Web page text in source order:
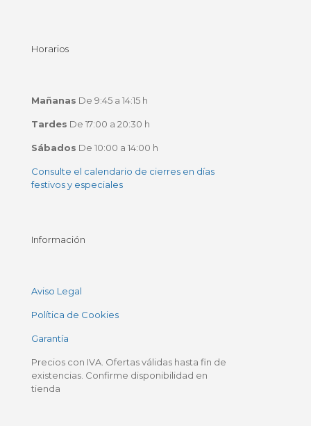
Horarios
Mañanas De 9:45 a 14:15 h
Tardes De 17:00 a 20:30 h
Sábados De 10:00 a 14:00 h
Consulte el calendario de cierres en días
festivos y especiales
Información
Aviso Legal
Política de Cookies
Garantía
Precios con IVA. Ofertas válidas hasta fin de
existencias. Confirme disponibilidad en
tienda